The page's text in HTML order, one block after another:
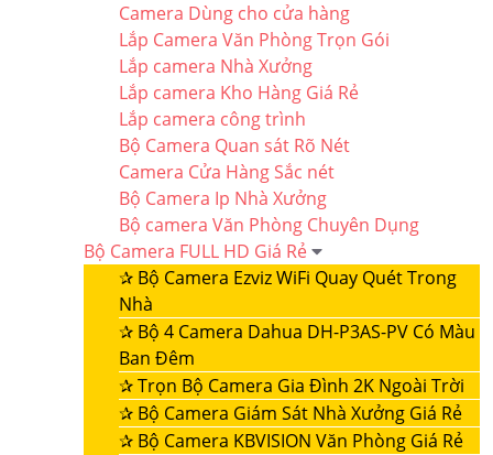
Camera Dùng cho cửa hàng
Lắp Camera Văn Phòng Trọn Gói
Lắp camera Nhà Xưởng
Lắp camera Kho Hàng Giá Rẻ
Lắp camera công trình
Bộ Camera Quan sát Rõ Nét
Camera Cửa Hàng Sắc nét
Bộ Camera Ip Nhà Xưởng
Bộ camera Văn Phòng Chuyên Dụng
Bộ Camera FULL HD Giá Rẻ
✰ Bộ Camera Ezviz WiFi Quay Quét Trong
Nhà
✰ Bộ 4 Camera Dahua DH-P3AS-PV Có Màu
Ban Đêm
✰Trọn Bộ Camera Gia Đình 2K Ngoài Trời
✰ Bộ Camera Giám Sát Nhà Xưởng Giá Rẻ
✰ Bộ Camera KBVISION Văn Phòng Giá Rẻ